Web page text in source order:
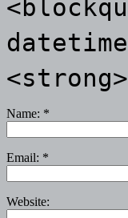
<strong>
Name: *
Email: *
Website: